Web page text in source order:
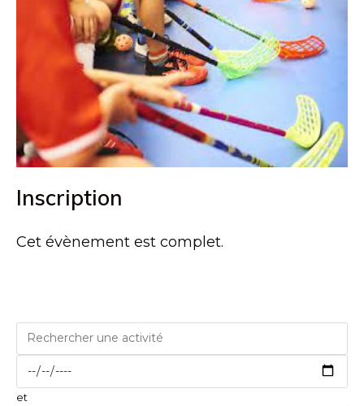
Inscription
Cet évènement est complet.
Rechercher
une
activité
Dates
et